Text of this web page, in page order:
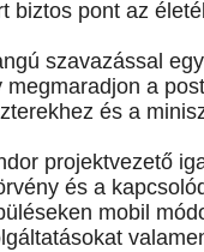
biztos pont az
szavazással
a
és a
projektvezető
és a
mobil